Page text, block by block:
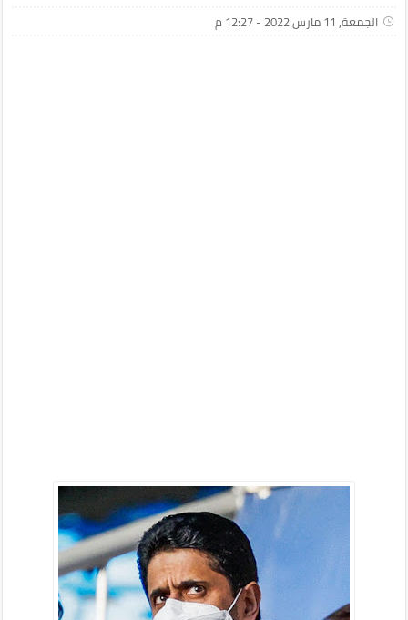
الجمعة, 11 مارس 2022 - 12:27 م